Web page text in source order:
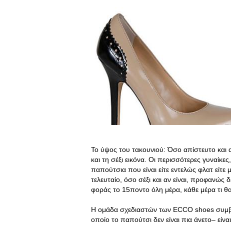
Το ύψος του τακουνιού: Όσο απίστευτο και
και τη σέξι εικόνα. Οι περισσότερες
παπούτσια που είναι είτε εντελώς φλατ
τελευταίο, όσο σέξι και αν είναι,
φοράς το 15ποντο όλη μέρα, κάθε μέρα τι
Η ομάδα σχεδιαστών των ECCO shoes
οποίο το παπούτσι δεν είναι πια άνετο–